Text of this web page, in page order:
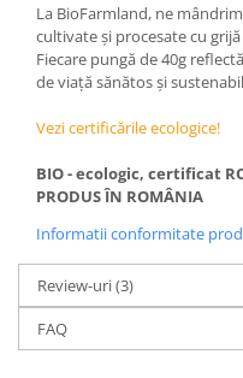
La BioFarmland, ne
cultivate și procesate cu
Fiecare pungă de 40g
de viață sănătos și
Vezi certificările ecologice!
BIO - ecologic, certificat
PRODUS ÎN ROMÂNIA
Informatii conformitate
Review-uri(3)
FAQ